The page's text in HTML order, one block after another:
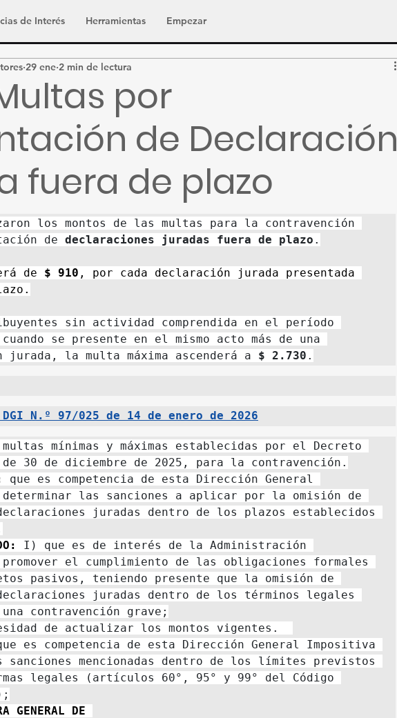
de Interés Herramientas Empezar
por
de Declaración
fuera de plazo
29 ene 2 min de lectura
los montos de las multas para la contravención
de declaraciones juradas fuera de plazo
de $ 910 , por cada declaración jurada presentada
sin actividad comprendida en el período
se presente en el mismo acto más de una
jurada, la multa máxima ascenderá a $ 2.730 .
N.º 97/025 de 14 de enero de 2026
mínimas y máximas establecidas por el Decreto
que es competencia de esta Dirección General
las sanciones a aplicar por la omisión de
juradas dentro de los plazos establecidos
I) que es de interés de la Administración
el cumplimiento de las obligaciones formales
pasivos, teniendo presente que la omisión de
juradas dentro de los términos legales
contravención grave;
es competencia de esta Dirección General Impositiva
mencionadas dentro de los límites previstos
legales (artículos 60°, 95° y 99° del Código
GENERAL DE